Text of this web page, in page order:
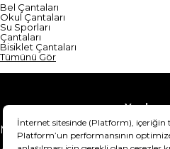
Bel Çantaları
Okul Çantaları
Su Sporları
Çantaları
Bisiklet Çantaları
Tümünü Gör
Yardım
Mesafeli Satış Sözleşmesi